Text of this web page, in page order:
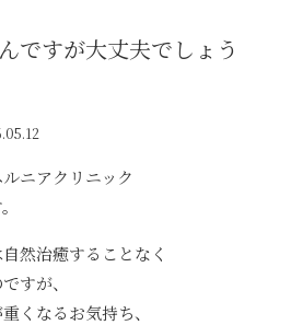
ですが大丈夫でしょう
ニアクリニック
然治癒することなく
すが、
くなるお気持ち、